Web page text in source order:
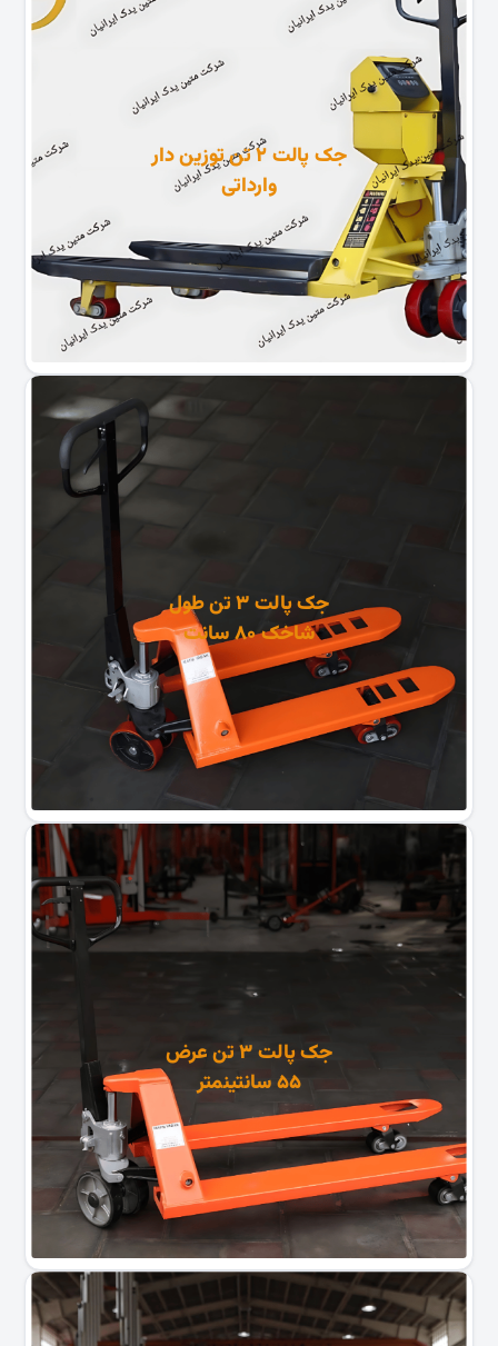
جک پالت ۲ تن توزین دار
وارداتی
جک پالت ۳ تن طول
شاخک ۸۰ سانت
جک پالت ۳ تن عرض
۵۵ سانتینمتر